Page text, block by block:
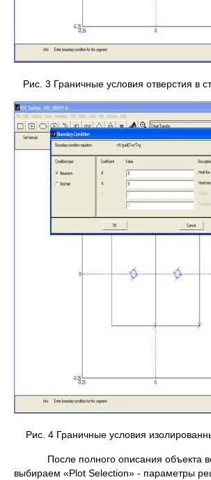
Рис. 3 Граничные условия отверстия в
Рис. 4 Граничные условия
После полного описания объекта во
выбираем «Plot Selection» - параметры